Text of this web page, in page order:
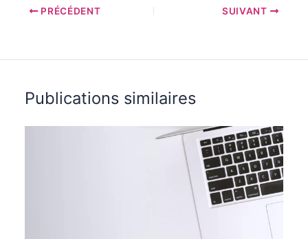
PRÉCÉDENT SUIVANT
Publications similaires